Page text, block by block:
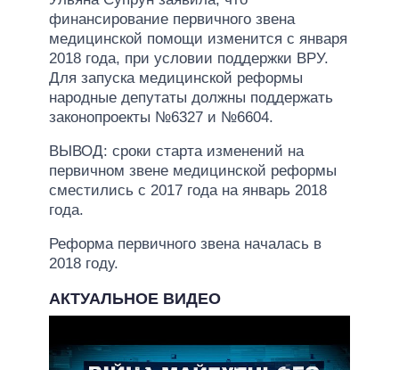
финансирование первичного звена
медицинской помощи изменится с января
2018 года, при условии поддержки ВРУ.
Для запуска медицинской реформы
народные депутаты должны поддержать
законопроекты №6327 и №6604.
ВЫВОД: сроки старта изменений на
первичном звене медицинской реформы
сместились с 2017 года на январь 2018
года.
Реформа первичного звена началась в
2018 году.
АКТУАЛЬНОЕ ВИДЕО